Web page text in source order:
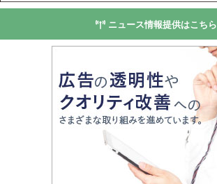
ニュース情報提供はこちら